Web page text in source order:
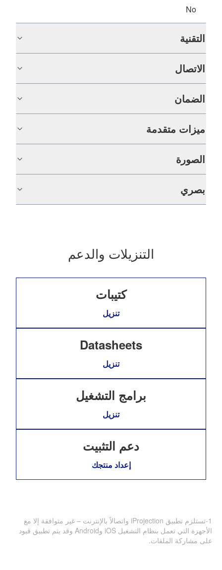
No
التقنية
الاتصال
الضمان
ميزات متقدمة
الصورة
بصري
التنزيلات والدعم
كتيبات
تنزيل
Datasheets
تنزيل
برامج التشغيل
تنزيل
دعم التثبيت
إعداد منتجك
1-تستلزم تطبيق iProjection واتصالاً بالإنترنت – غير متوافقة إلا مع
الأجهزة التي تعمل بنظام التشغيل iOS وAndroid وقد يتم تطبيق قيود
على مشاركة الملفات.